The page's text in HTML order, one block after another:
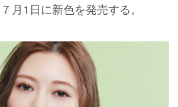
月1日に新色を発売する。